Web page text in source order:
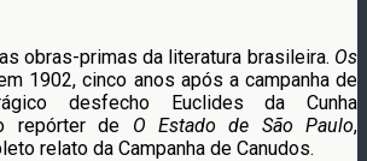
obras-primas da literatura brasileira. Os
1902, cinco anos após a campanha de
desfecho Euclides da Cunha
repórter de O Estado de São Paulo,
relato da Campanha de Canudos.